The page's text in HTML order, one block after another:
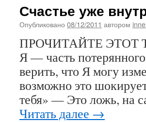
Счастье уже
Опубликовано 08/12/2011 автором
ПРОЧИТАЙТЕ ЭТОТ
Я — часть
верить, что Я могу
возможно это
тебя» — Это ложь, на
Читать далее →